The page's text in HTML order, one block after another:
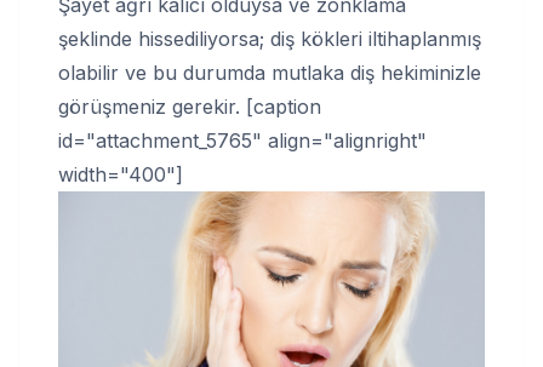
şeklinde hissediliyorsa; diş kökleri iltihaplanmış
olabilir ve bu durumda mutlaka diş hekiminizle
görüşmeniz gerekir. [caption
id="attachment_5765" align="alignright"
width="400"]